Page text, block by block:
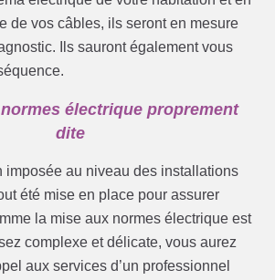
de vos câbles, ils seront en mesure
Ils sauront également vous
électrique proprement
dite
imposée au niveau des installations
été mise en place pour assurer
la mise aux normes électrique est
complexe et délicate, vous aurez
aux services d’un professionnel